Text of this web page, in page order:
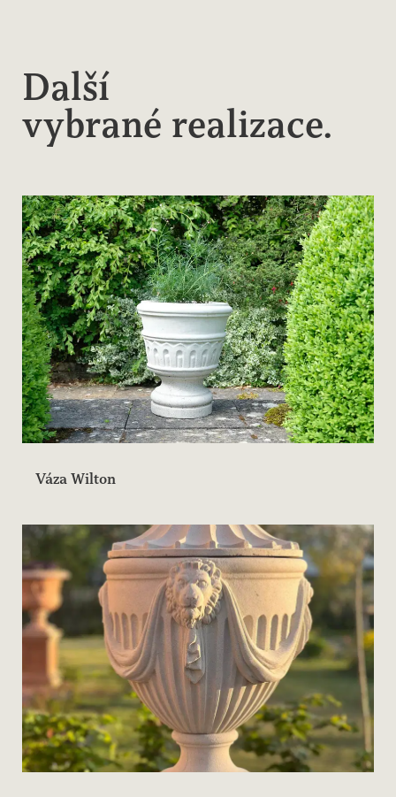
Další
vybrané realizace.
Váza Wilton